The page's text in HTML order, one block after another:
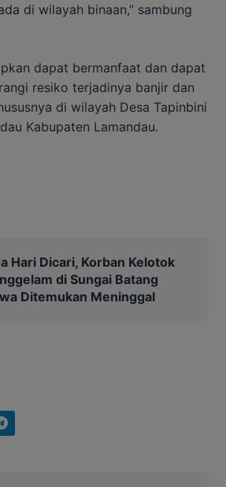
di wilayah binaan,” sambung
dapat bermanfaat dan dapat
resiko terjadinya banjir dan
di wilayah Desa Tapinbini
Kabupaten Lamandau.
Hari Dicari, Korban Kelotok
di Sungai Batang
Ditemukan Meninggal